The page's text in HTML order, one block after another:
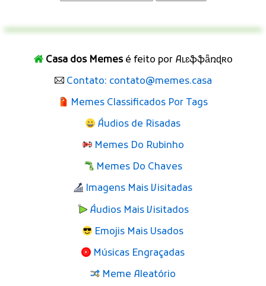
Casa dos Memesé feito por Aʟɛֆֆǟռɖʀօ
Contato: contato@memes.casa
Memes Classificados Por Tags
Áudios de Risadas
Memes Do Rubinho
Memes Do Chaves
Imagens Mais Visitadas
Áudios Mais Visitados
Emojis Mais Usados
Músicas Engraçadas
Meme Aleatório